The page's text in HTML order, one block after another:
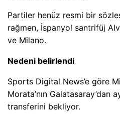
Partiler henüz resmi bir
rağmen, İspanyol santrifüj
ve Milano.
Nedeni belirlendi
Sports Digital News’e göre
Morata’nın Galatasaray’dan
transferini bekliyor.